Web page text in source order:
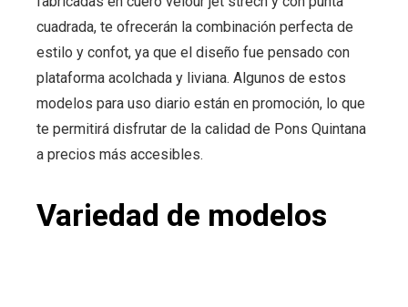
cuadrada, te ofrecerán la combinación perfecta de
estilo y confot, ya que el diseño fue pensado con
plataforma acolchada y liviana. Algunos de estos
modelos para uso diario están en promoción, lo que
te permitirá disfrutar de la calidad de Pons Quintana
a precios más accesibles.
Variedad de modelos